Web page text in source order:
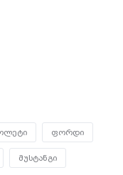
ფორდი
მუსტანგი